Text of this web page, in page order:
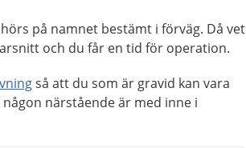
på namnet bestämt i förväg. Då vet
och du får en tid för operation.
så att du som är gravid kan vara
närstående är med inne i